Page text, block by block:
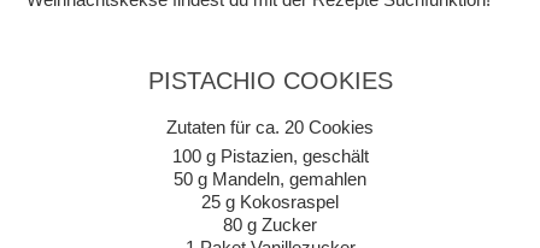
PISTACHIO COOKIES
Zutaten für ca. 20 Cookies
100 g Pistazien, geschält
50 g Mandeln, gemahlen
25 g Kokosraspel
80 g Zucker